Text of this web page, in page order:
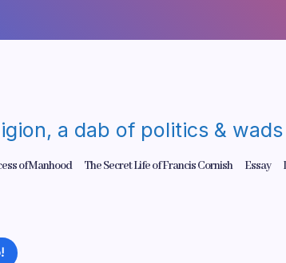
a dab of politics &
of Manhood The Secret Life of Francis Cornish Essay